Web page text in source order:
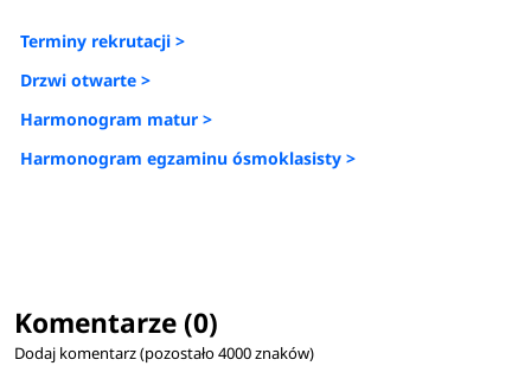
Terminy rekrutacji >
Drzwi otwarte >
Harmonogram matur >
Harmonogram egzaminu ósmoklasisty >
Komentarze (0)
Dodaj komentarz (pozostało4000znaków)